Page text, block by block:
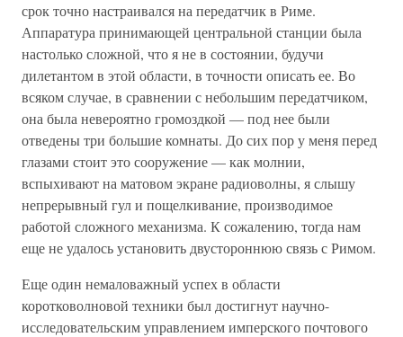
срок точно настраивался на передатчик в Риме.
Аппаратура принимающей центральной станции была
настолько сложной, что я не в состоянии, будучи
дилетантом в этой области, в точности описать ее. Во
всяком случае, в сравнении с небольшим передатчиком,
она была невероятно громоздкой — под нее были
отведены три большие комнаты. До сих пор у меня перед
глазами стоит это сооружение — как молнии,
вспыхивают на матовом экране радиоволны, я слышу
непрерывный гул и пощелкивание, производимое
работой сложного механизма. К сожалению, тогда нам
еще не удалось установить двустороннюю связь с Римом.
Еще один немаловажный успех в области
коротковолновой техники был достигнут научно-
исследовательским управлением имперского почтового